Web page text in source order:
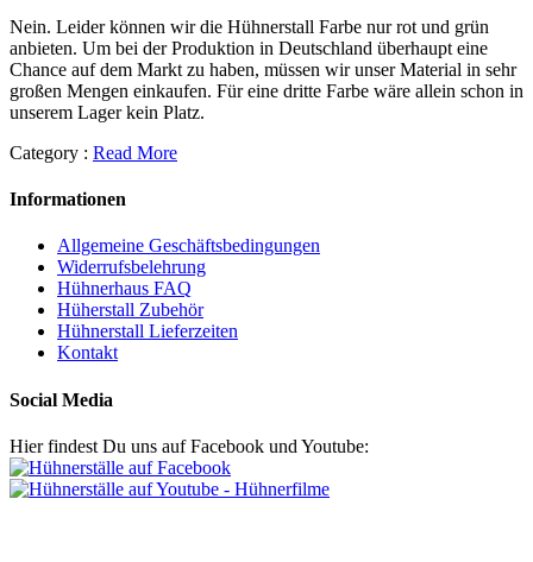
Nein. Leider können wir die Hühnerstall Farbe nur rot und grün
anbieten. Um bei der Produktion in Deutschland überhaupt eine
Chance auf dem Markt zu haben, müssen wir unser Material in sehr
großen Mengen einkaufen. Für eine dritte Farbe wäre allein schon in
unserem Lager kein Platz.
Category : Read More
Informationen
Allgemeine Geschäftsbedingungen
Widerrufsbelehrung
Hühnerhaus FAQ
Hüherstall Zubehör
Hühnerstall Lieferzeiten
Kontakt
Social Media
Hier findest Du uns auf Facebook und Youtube: